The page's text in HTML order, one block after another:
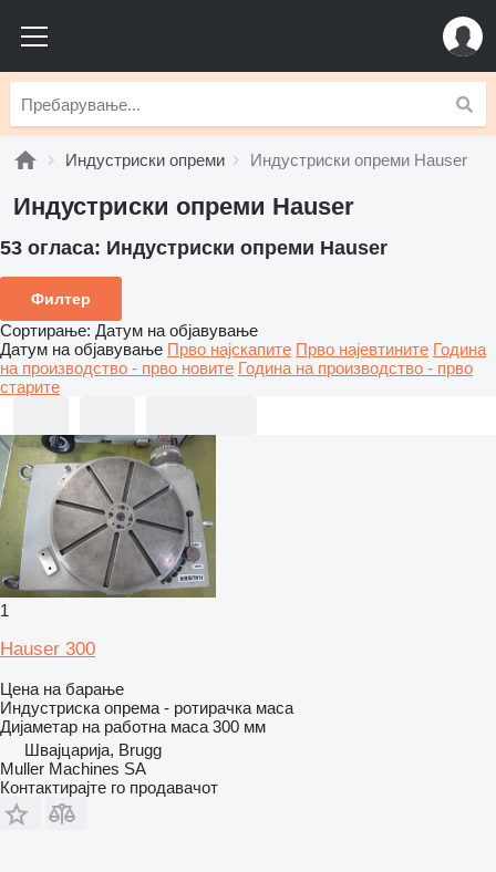
Индустриски опреми Индустриски опреми Hauser
Индустриски опреми Hauser
53 огласа: Индустриски опреми Hauser
Филтер
Сортирање: Датум на објавување
Датум на објавување Прво најскапите Прво најевтините Година
на производство - прво новите Година на производство - прво
старите
1
Hauser 300
Цена на барање
Индустриска опрема - ротирачка маса
Дијаметар на работна маса 300 мм
Швајцарија, Brugg
Muller Machines SA
Контактирајте го продавачот